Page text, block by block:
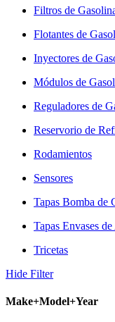
Filtros de
Flotantes de
Inyectores de
Módulos de
Reguladores de
Reservorio de
Rodamientos
Sensores
Tapas Bomba de
Tapas Envases
Tricetas
Hide Filter
Make+Model+Year